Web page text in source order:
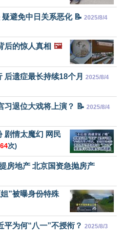
避免中日关系恶化 📝 2025/8/4
后的惊人真相 🖼️
后遗症最长持续18个月 2025/8/4
习退位大戏将上演？ 📝 2025/8/4
剧情太魔幻 网民
次)
房地产 北京国资急抛房产
”被曝身份特殊
平为何“八一”不授衔？ 2025/8/3